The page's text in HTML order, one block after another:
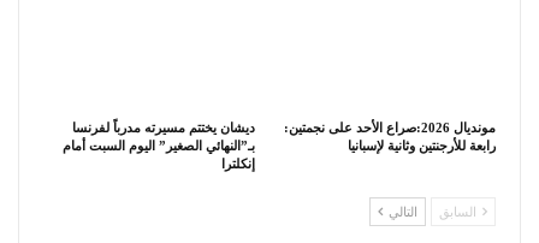
مونديال 2026:صراع الأحد على نجمتين:
رابعة للأرجنتين وثانية لإسبانيا
ديشان يختتم مسيرته مدرباً لفرنسا
بـ”النهائي الصغير” اليوم السبت أمام
إنكلترا
السابق التالي